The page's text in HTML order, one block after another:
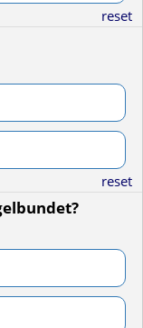
reset
reset